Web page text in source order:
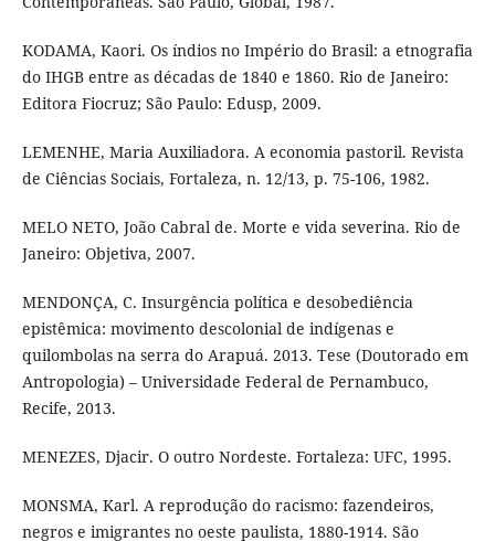
KODAMA, Kaori. Os índios no Império do Brasil: a etnografia
do IHGB entre as décadas de 1840 e 1860. Rio de Janeiro:
Editora Fiocruz; São Paulo: Edusp, 2009.
LEMENHE, Maria Auxiliadora. A economia pastoril. Revista
de Ciências Sociais, Fortaleza, n. 12/13, p. 75-106, 1982.
MELO NETO, João Cabral de. Morte e vida severina. Rio de
Janeiro: Objetiva, 2007.
MENDONÇA, C. Insurgência política e desobediência
epistêmica: movimento descolonial de indígenas e
quilombolas na serra do Arapuá. 2013. Tese (Doutorado em
Antropologia) – Universidade Federal de Pernambuco,
Recife, 2013.
MENEZES, Djacir. O outro Nordeste. Fortaleza: UFC, 1995.
MONSMA, Karl. A reprodução do racismo: fazendeiros,
negros e imigrantes no oeste paulista, 1880-1914. São